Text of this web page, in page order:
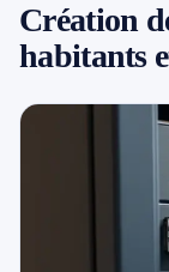
→ Toutes les zones
Création
habitants